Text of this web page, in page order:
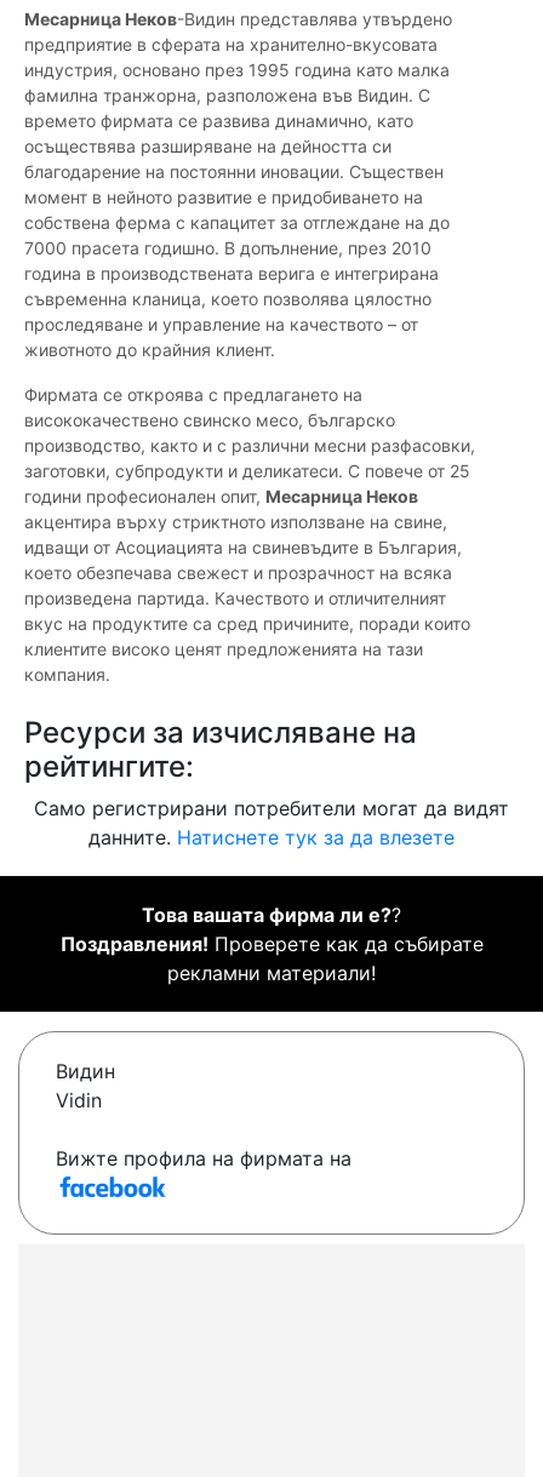
Месарница Неков-Видин представлява утвърдено
предприятие в сферата на хранително-вкусовата
индустрия, основано през 1995 година като малка
фамилна транжорна, разположена във Видин. С
времето фирмата се развива динамично, като
осъществява разширяване на дейността си
благодарение на постоянни иновации. Съществен
момент в нейното развитие е придобиването на
собствена ферма с капацитет за отглеждане на до
7000 прасета годишно. В допълнение, през 2010
година в производствената верига е интегрирана
съвременна кланица, което позволява цялостно
проследяване и управление на качеството – от
животното до крайния клиент.
Фирмата се откроява с предлагането на
висококачествено свинско месо, българско
производство, както и с различни месни разфасовки,
заготовки, субпродукти и деликатеси. С повече от 25
години професионален опит, Месарница Неков
акцентира върху стриктното използване на свине,
идващи от Асоциацията на свиневъдите в България,
което обезпечава свежест и прозрачност на всяка
произведена партида. Качеството и отличителният
вкус на продуктите са сред причините, поради които
клиентите високо ценят предложенията на тази
компания.
Ресурси за изчисляване на
рейтингите:
Само регистрирани потребители могат да видят
данните. Натиснете тук за да влезете
Това вашата фирма ли е??
Поздравления! Проверете как да събирате
рекламни материали!
Видин
Vidin
Вижте профила на фирмата на